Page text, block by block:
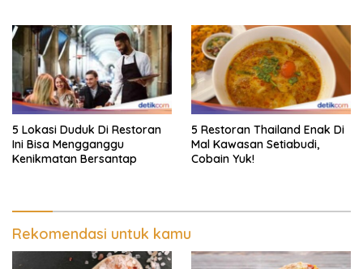
5 Lokasi Duduk Di Restoran
Ini Bisa Mengganggu
Kenikmatan Bersantap
5 Restoran Thailand Enak Di
Mal Kawasan Setiabudi,
Cobain Yuk!
Rekomendasi untuk kamu